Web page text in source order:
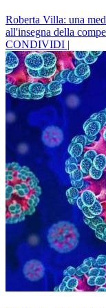
Roberta Villa: una
all'insegna della
CONDIVIDI |